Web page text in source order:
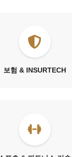
보험 & INSURTECH